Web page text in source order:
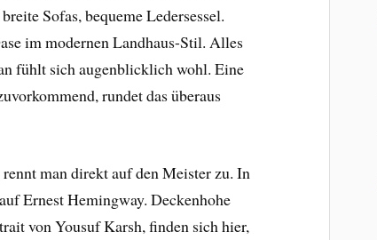
Sofas, bequeme Ledersessel.
im modernen Landhaus-Stil. Alles
fühlt sich augenblicklich wohl. Eine
rundet das überaus
man direkt auf den Meister zu. In
Ernest Hemingway. Deckenhohe
von Yousuf Karsh, finden sich hier,